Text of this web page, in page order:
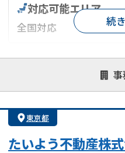
対応可能エリア
全国対応
対応が親身 オンラ
1億円
続
東京都
たいよう不動産株